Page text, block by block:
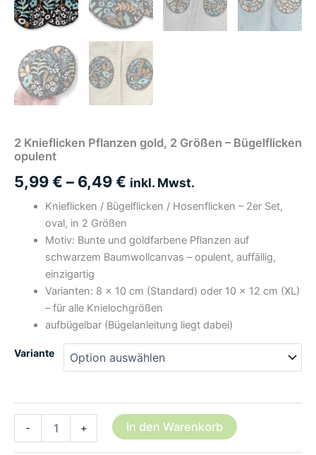
2 Knieflicken Pflanzen gold, 2 Größen – Bügelflicken
opulent
5,99€ – 6,49€ inkl. Mwst.
Knieflicken / Bügelflicken / Hosenflicken – 2er Set,
oval, in 2 Größen
Motiv: Bunte und goldfarbene Pflanzen auf
schwarzem Baumwollcanvas – opulent, auffällig,
einzigartig
Varianten: 8 × 10 cm (Standard) oder 10 × 12 cm (XL)
– für alle Knielochgrößen
aufbügelbar (Bügelanleitung liegt dabei)
Variante
-
Knieflicken
+ In den Warenkorb